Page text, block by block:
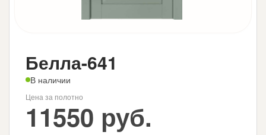
Белла-641
В наличии
Цена за полотно
11550 руб.